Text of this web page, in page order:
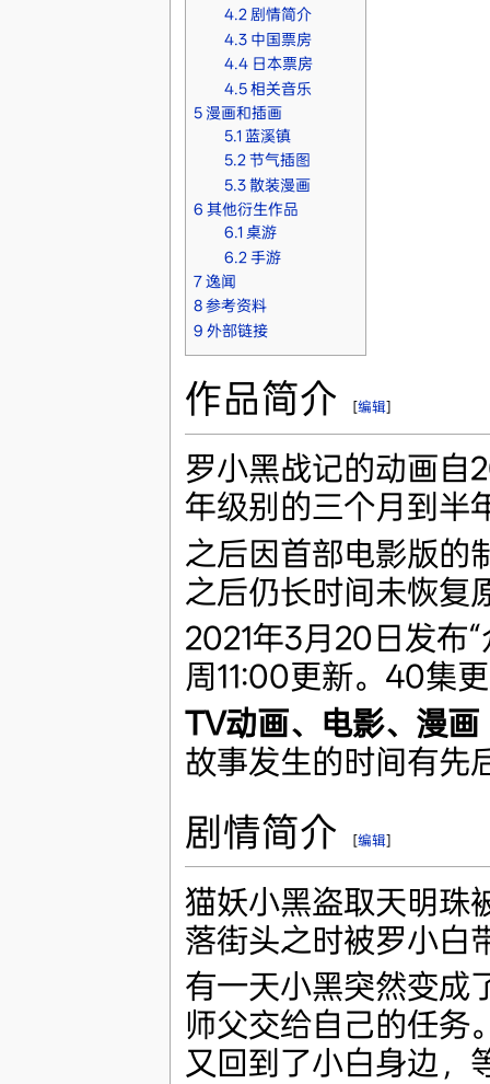
4.2 剧情简介
4.3 中国票房
4.4 日本票房
4.5相关音乐
5 漫画和插画
5.1 蓝溪镇
5.2节气插图
5.3散装漫画
6 其他衍生作品
6.1 桌游
6.2手游
7 逸闻
8 参考资料
9 外部链接
作品简介 [编辑]
罗小黑战记的动画自
年级别的三个月到半
之后因首部电影版的
之后仍长时间未恢复
2021年3月20日发布
周11:00更新。40集
TV动画、电影、漫画
故事发生的时间有先
剧情简介 [编辑]
猫妖小黑盗取天明珠
落街头之时被罗小白
有一天小黑突然变成
师父交给自己的任务
又回到了小白身边